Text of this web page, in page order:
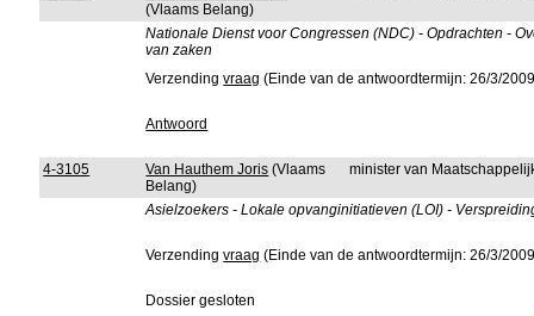
(Vlaams Belang)
Nationale Dienst voor Congressen (NDC) - Opdrachten -
van zaken
Verzendingvraag (Einde van de antwoordtermijn: 26/3/
Antwoord
4-3105 Van Hauthem Joris (Vlaams
Belang)
minister van
Asielzoekers - Lokale opvanginitiatieven (LOI) -
Verzendingvraag (Einde van de antwoordtermijn: 26/3/
Dossier gesloten